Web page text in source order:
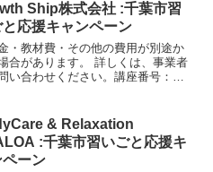
対象。講座番号：121...
Ship株式会社 :千葉市習
と応援キャンペーン
・教材費・その他の費用が別途か
合があります。 詳しくは、事業者
い合わせください。講座番号：
11/27土曜午前コース...
& Relaxation
:千葉市習いごと応援キ
ペーン